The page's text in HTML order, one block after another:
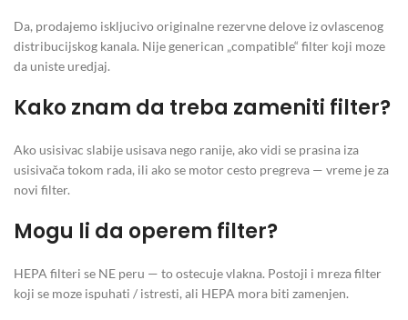
Da, prodajemo iskljucivo originalne rezervne delove iz ovlascenog
distribucijskog kanala. Nije generican „compatible“ filter koji moze
da uniste uredjaj.
Kako znam da treba zameniti filter?
Ako usisivac slabije usisava nego ranije, ako vidi se prasina iza
usisivača tokom rada, ili ako se motor cesto pregreva — vreme je za
novi filter.
Mogu li da operem filter?
HEPA filteri se NE peru — to ostecuje vlakna. Postoji i mreza filter
koji se moze ispuhati / istresti, ali HEPA mora biti zamenjen.